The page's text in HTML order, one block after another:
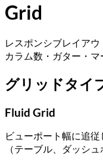
Grid
レスポンシブレイア
カラム数・ガター・マ
グリッドタイ
Fluid Grid
ビューポート幅に追
（テーブル、ダッシ